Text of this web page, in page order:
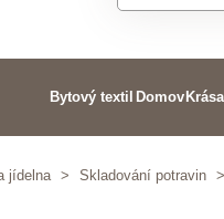
Bytový textil Domov
jídelna > Skladování potravin >